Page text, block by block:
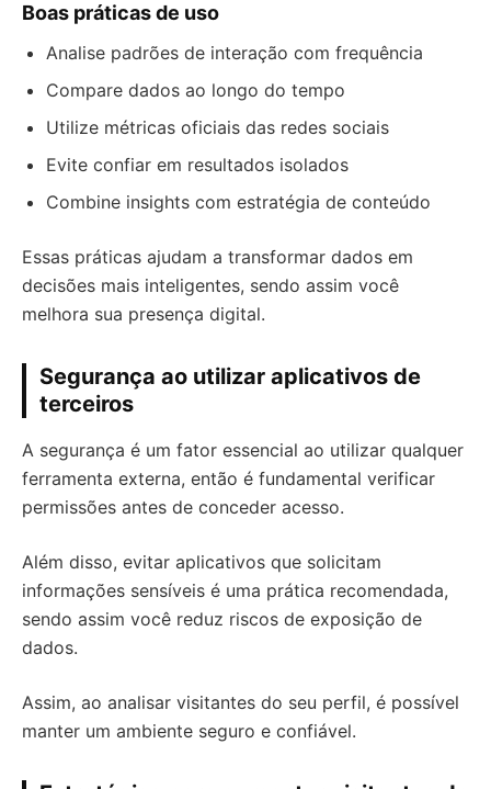
Boas práticas de uso
Analise padrões de interação com frequência
Compare dados ao longo do tempo
Utilize métricas oficiais das redes sociais
Evite confiar em resultados isolados
Combine insights com estratégia de conteúdo
Essas práticas ajudam a transformar dados em
decisões mais inteligentes, sendo assim você
melhora sua presença digital.
Segurança ao utilizar aplicativos de
terceiros
A segurança é um fator essencial ao utilizar qualquer
ferramenta externa, então é fundamental verificar
permissões antes de conceder acesso.
Além disso, evitar aplicativos que solicitam
informações sensíveis é uma prática recomendada,
sendo assim você reduz riscos de exposição de
dados.
Assim, ao analisar visitantes do seu perfil, é possível
manter um ambiente seguro e confiável.